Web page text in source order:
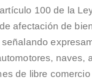
100 de la
afectación de
naves,
de libre